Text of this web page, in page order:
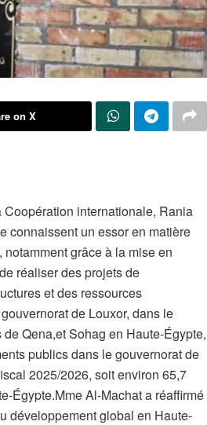
on X
internationale, Rania
connaissent un essor en matière
grâce à la mise en
réaliser des projets de
et des ressources
de Louxor, dans le
Qena,et Sohag en Haute-Égypte,
publics dans le gouvernorat de
2025/2026, soit environ 65,7
Égypte.Mme Al-Machat a réaffirmé
développement global en Haute-